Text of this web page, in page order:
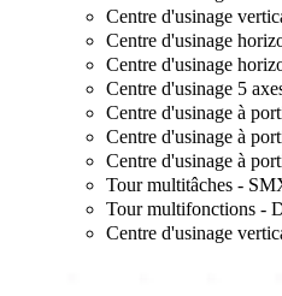
Centre d'usinage
Centre d'usinage
Centre d'usinage
Centre d'usinage 5
Centre d'usinage à
Centre d'usinage à
Centre d'usinage à
Tour multitâches -
Tour multifonctions -
Centre d'usinage